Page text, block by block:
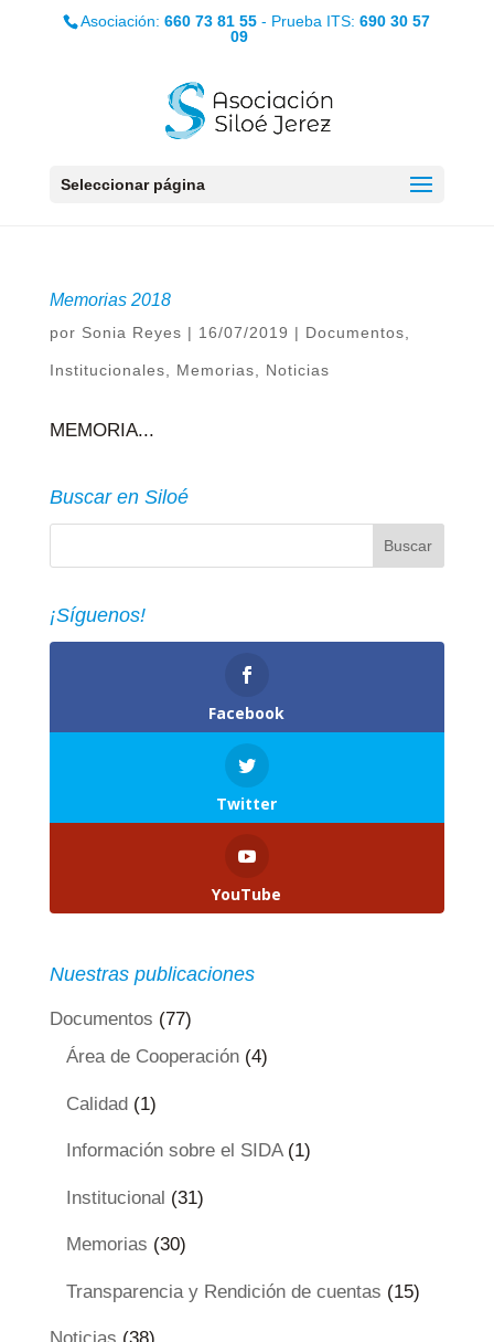
Asociación:660 73 81 55 - Prueba ITS:690 30 57
09
Seleccionar página
Memorias 2018
por Sonia Reyes | 16/07/2019 | Documentos
Institucionales Memorias Noticias
MEMORIA...
Buscar en Siloé
¡Síguenos!
Facebook
Twitter
YouTube
Nuestras publicaciones
Documentos (77)
Área de Cooperación(4)
Calidad(1)
Información sobre el SIDA(1)
Institucional (31)
Memorias (30)
Transparencia y Rendición de cuentas (15)